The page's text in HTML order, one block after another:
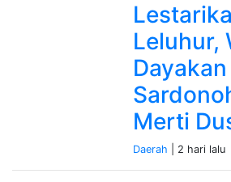
Leluhur,
Dayakan
Merti
Daerah | 2 hari lalu